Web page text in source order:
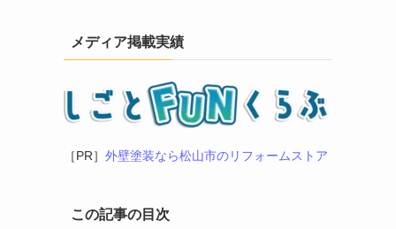
メディア掲載実績
［PR］ 外壁塗装なら松山市のリフォームストア
この記事の目次